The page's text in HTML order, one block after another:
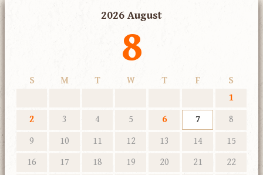
2026 August
8
S M T W T F
S
1
2
3 4 5 6 7
8
9
10 11 12 13 14
15
16
17 18 19 20 21
22